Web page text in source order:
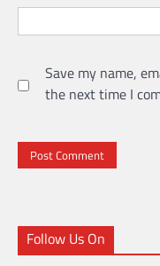
Save my name,
the next time I
Follow Us On